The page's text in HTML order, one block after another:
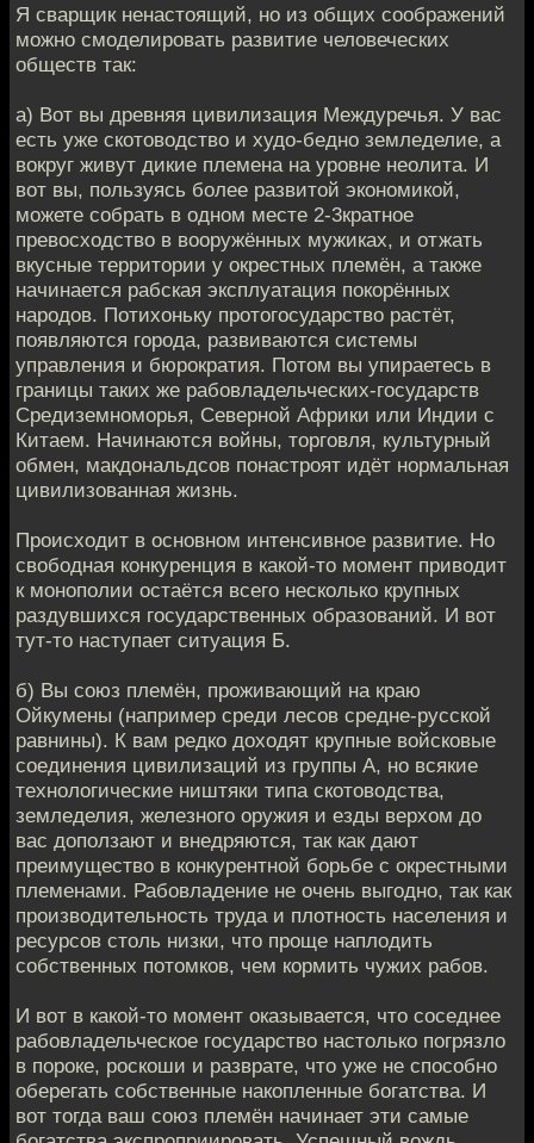
Я сварщик ненастоящий, но из общих соображений
можно смоделировать развитие человеческих
обществ так:
а) Вот вы древняя цивилизация Междуречья. У вас
есть уже скотоводство и худо-бедно земледелие, а
вокруг живут дикие племена на уровне неолита. И
вот вы, пользуясь более развитой экономикой,
можете собрать в одном месте 2-3кратное
превосходство в вооружённых мужиках, и отжать
вкусные территории у окрестных племён, а также
начинается рабская эксплуатация покорённых
народов. Потихоньку протогосударство растёт,
появляются города, развиваются системы
управления и бюрократия. Потом вы упираетесь в
границы таких же рабовладельческих-государств
Средиземноморья, Северной Африки или Индии с
Китаем. Начинаются войны, торговля, культурный
обмен, макдональдсов понастроят идёт нормальная
цивилизованная жизнь.
Происходит в основном интенсивное развитие. Но
свободная конкуренция в какой-то момент приводит
к монополии остаётся всего несколько крупных
раздувшихся государственных образований. И вот
тут-то наступает ситуация Б.
б) Вы союз племён, проживающий на краю
Ойкумены (например среди лесов средне-русской
равнины). К вам редко доходят крупные войсковые
соединения цивилизаций из группы А, но всякие
технологические ништяки типа скотоводства,
земледелия, железного оружия и езды верхом до
вас доползают и внедряются, так как дают
преимущество в конкурентной борьбе с окрестными
племенами. Рабовладение не очень выгодно, так как
производительность труда и плотность населения и
ресурсов столь низки, что проще наплодить
собственных потомков, чем кормить чужих рабов.
И вот в какой-то момент оказывается, что соседнее
рабовладельческое государство настолько погрязло
в пороке, роскоши и разврате, что уже не способно
оберегать собственные накопленные богатства. И
вот тогда ваш союз племён начинает эти самые